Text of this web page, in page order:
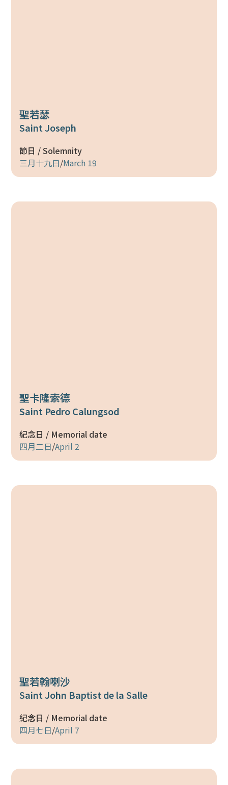
聖若瑟
Saint Joseph
節日 / Solemnity
三月十九日/March 19
聖卡隆索德
Saint Pedro Calungsod
紀念日 / Memorial date
四月二日/April 2
聖若翰喇沙
Saint John Baptist de la Salle
紀念日 / Memorial date
四月七日/April 7